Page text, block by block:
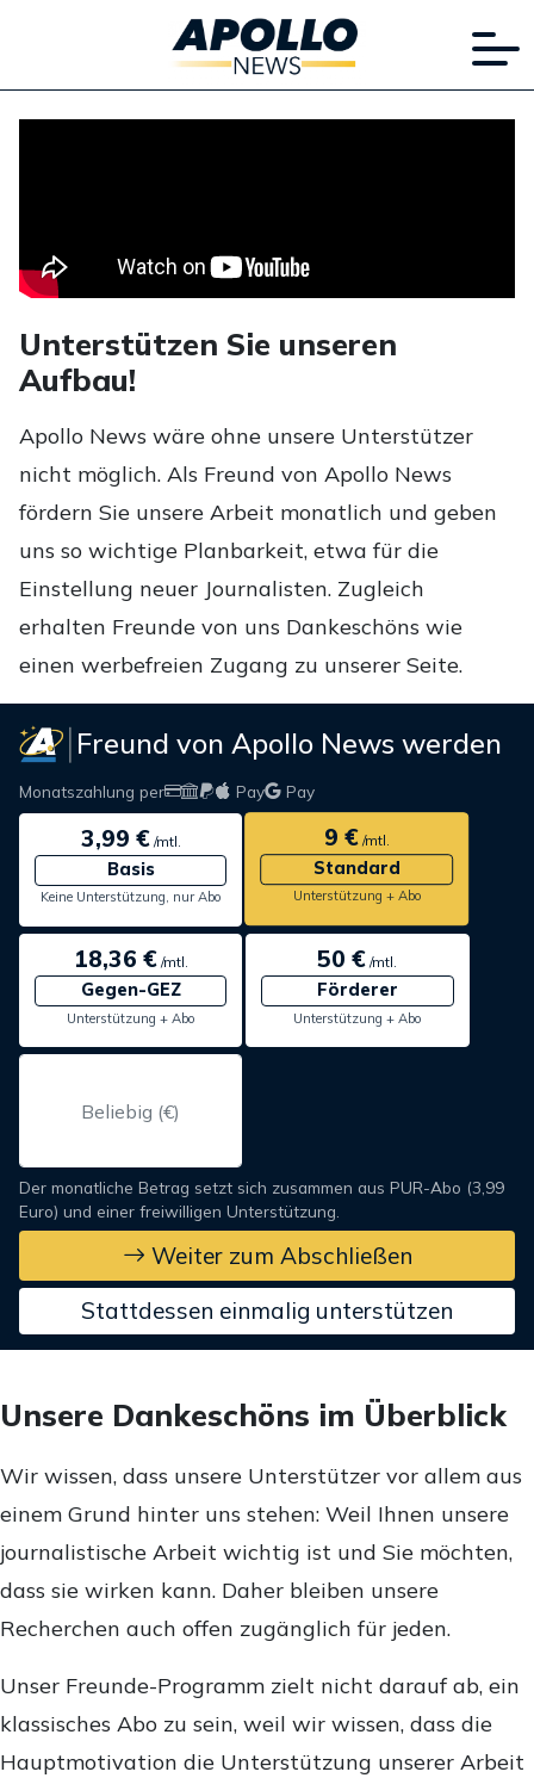
Unterstützen Sie unseren
Aufbau!
Apollo News wäre ohne unsere Unterstützer
nicht möglich. Als Freund von Apollo News
fördern Sie unsere Arbeit monatlich und geben
uns so wichtige Planbarkeit, etwa für die
Einstellung neuer Journalisten. Zugleich
erhalten Freunde von uns Dankeschöns wie
einen werbefreien Zugang zu unserer Seite.
Freund von Apollo News werden
Monatszahlung per Pay Pay
3,99 €/mtl.
Basis
Keine Unterstützung, nur Abo
9 €/mtl.
Standard
Unterstützung + Abo
18,36 €/mtl.
Gegen-GEZ
Unterstützung + Abo
50 € /mtl.
Förderer
Unterstützung + Abo
Der monatliche Betrag setzt sich zusammen aus PUR-Abo (3,99
Euro) und einer freiwilligen Unterstützung.
Weiter zum Abschließen
Stattdessen einmalig unterstützen
Unsere Dankeschöns im Überblick
Wir wissen, dass unsere Unterstützer vor allem aus
einem Grund hinter uns stehen: Weil Ihnen unsere
journalistische Arbeit wichtig ist und Sie möchten,
dass sie wirken kann. Daher bleiben unsere
Recherchen auch offen zugänglich für jeden.
Unser Freunde-Programm zielt nicht darauf ab, ein
klassisches Abo zu sein, weil wir wissen, dass die
Hauptmotivation die Unterstützung unserer Arbeit